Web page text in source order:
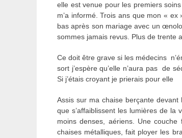
elle est venue pour les premiers
m’a informé. Trois ans que mon «
bas après son mariage avec un
sommes jamais revus. Plus de trente
Ce doit être grave si les médecins
sort j’espère qu’elle n’aura pas de
Si j’étais croyant je prierais pour elle
Assis sur ma chaise berçante
que s’affaiblissent les lumières de la
moins denses, aériens. Une couche
chaises métalliques, fait ployer les